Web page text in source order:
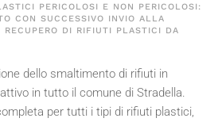
PERICOLOSI E NON PERICOLOSI:
CON SUCCESSIVO INVIO ALLA
DI RIFIUTI PLASTICI DA
dello smaltimento di rifiuti in
in tutto il comune di Stradella.
per tutti i tipi di rifiuti plastici,